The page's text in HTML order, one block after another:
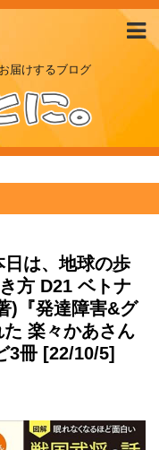
届けするブログ
日は、地球の歩
方 D21 ベトナ
)『発達障害&グ
楽々かあさん
3冊 [22/10/5]